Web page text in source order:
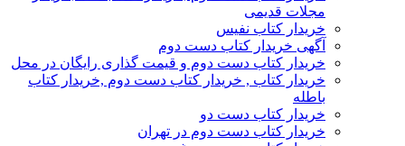
مجلات قدیمی
خریدار کتاب نفیس
آگهی خریدار کتاب دست دوم
خریدار کتاب دست دوم و قیمت گذاری رایگان در محل
خریدار کتاب , خریدار کتاب دست دوم ,خریدار کتاب
باطله
خریدار کتاب دست دو
خریدار کتاب دست دوم در تهران